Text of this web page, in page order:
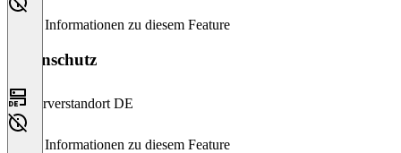
Keine Informationen zu diesem Feature
Datenschutz
Serverstandort DE
Keine Informationen zu diesem Feature